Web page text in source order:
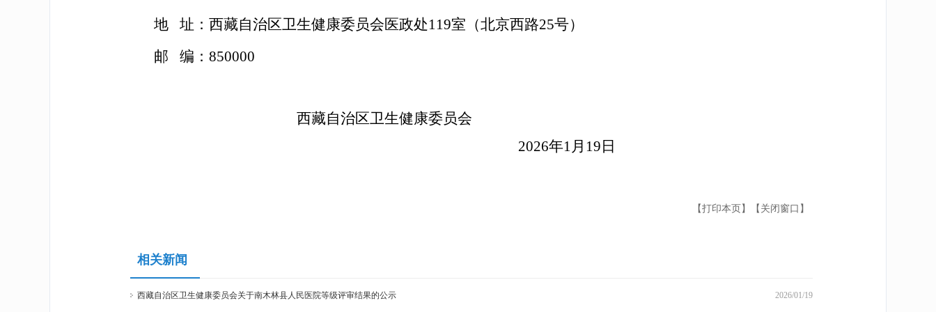
地 址：西藏自治区卫生健康委员会医政处119室（北京西路25号）
邮
编： 850000
西藏自治区卫生健康委员会
2026年1月19日
【关闭窗口】
【打印本页】
相关新闻
西藏自治区卫生健康委员会关于南木林县人民医院等级评审结果的公示 2026/01/19